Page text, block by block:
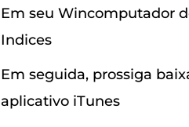
Em seu Wincomputador
Indices
Em seguida, prossiga
aplicativo iTunes